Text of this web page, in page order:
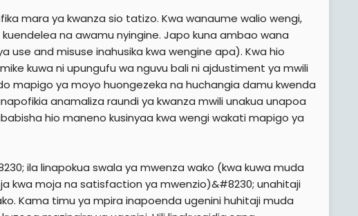
mara ya kwanza sio tatizo. Kwa wanaume walio wengi,
na awamu nyingine. Japo kuna ambao wana
use and misuse inahusika kwa wengine apa). Kwa hio
kuwa ni upungufu wa nguvu bali ni ajdustiment ya mwili
mapigo ya moyo huongezeka na huchangia damu kwenda
anamaliza raundi ya kwanza mwili unakua unapoa
hio maneno kusinyaa kwa wengi wakati mapigo ya
ila linapokua swala ya mwenza wako (kwa kuwa muda
kwa moja na satisfaction ya mwenzio)&#8230; unahitaji
Kama timu ya mpira inapoenda ugenini huhitaji muda